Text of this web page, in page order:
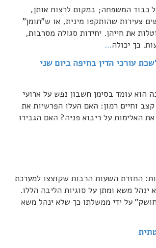
כבוד המשפחה; במקום לרצוח אותן,
צעירות שהותקפו מינית, או ש"תומן"
את חייהן. יחידות סגולה מסרבות,
כך יכולה…
עורכי הדין בחיפה ביום שני
השנה הוא עומד בסימן חשבון נפש על ארועי
וחיים רמון: האם העלו הפרשיות את
האלימות על ריבוא פניה? האם הגבירו
החזרת השעות הרבות שקוצצו למערכת
משא ומתן על סוגיות הליבה הללו.
על ידי ממשלתו כך שלא ינהל משא